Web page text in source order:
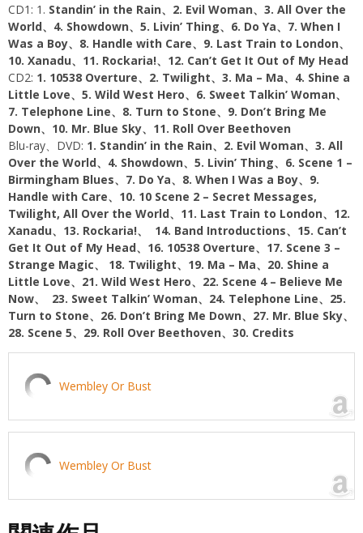
CD1: 1. Standin’ in the Rain、2. Evil Woman、3. All Over the
World、4. Showdown、5. Livin’ Thing、6. Do Ya、7. When I
Was a Boy、8. Handle with Care、9. Last Train to London、
10. Xanadu、11. Rockaria!、12. Can’t Get It Out of My Head
CD2: 1. 10538 Overture、2. Twilight、3. Ma – Ma、4. Shine a
Little Love、5. Wild West Hero、6. Sweet Talkin’ Woman、
7. Telephone Line、8. Turn to Stone、9. Don’t Bring Me
Down、10. Mr. Blue Sky、11. Roll Over Beethoven
Blu-ray、DVD: 1. Standin’ in the Rain、2. Evil Woman、3. All
Over the World、4. Showdown、5. Livin’ Thing、6. Scene 1 –
Birmingham Blues、7. Do Ya、8. When I Was a Boy、9.
Handle with Care、10. 10 Scene 2 – Secret Messages,
Twilight, All Over the World、11. Last Train to London、12.
Xanadu、13. Rockaria!、 14. Band Introductions、15. Can’t
Get It Out of My Head、16. 10538 Overture、17. Scene 3 –
Strange Magic、 18. Twilight、19. Ma – Ma、20. Shine a
Little Love、21. Wild West Hero、22. Scene 4 – Believe Me
Now、 23. Sweet Talkin’ Woman、24. Telephone Line、25.
Turn to Stone、26. Don’t Bring Me Down、27. Mr. Blue Sky、
28. Scene 5、29. Roll Over Beethoven、30. Credits
Wembley Or Bust
Wembley Or Bust